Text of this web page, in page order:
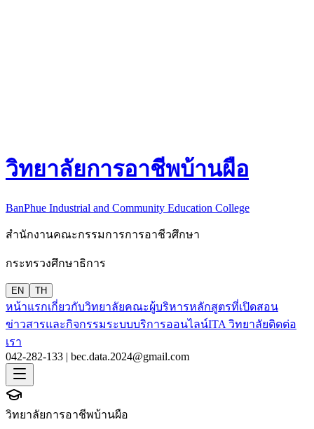
วิทยาลัยการอาชีพบ้านผือ
BanPhue Industrial and Community Education College
สำนักงานคณะกรรมการการอาชีวศึกษา
กระทรวงศึกษาธิการ
EN TH
หน้าแรกเกี่ยวกับวิทยาลัยคณะผู้บริหารหลักสูตรที่เปิดสอน
ข่าวสารและกิจกรรมระบบบริการออนไลน์ITA วิทยาลัยติดต่อ
เรา
042-282-133 | bec.data.2024@gmail.com
วิทยาลัยการอาชีพบ้านผือ